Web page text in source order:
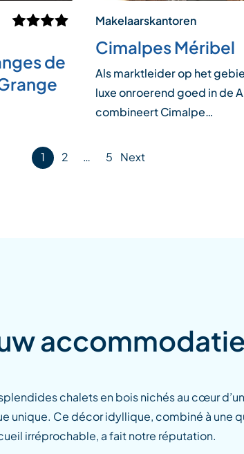
de
Makelaarskantoren
Cimalpes Méribel
Als marktleider op het
luxe onroerend goed in de
combineert Cimalpe…
1 2 … 5 Next
accommodatie
chalets en bois nichés au cœur
unique. Ce décor idyllique, combiné à une
irréprochable, a fait notre réputation.